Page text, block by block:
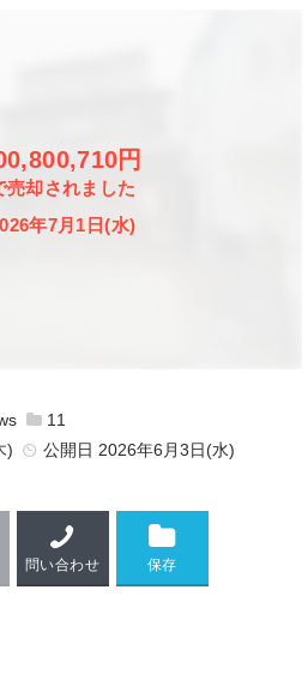
円
売却されました
年7月1日(水)
11
)
公開日 2026年6月3日(水)
問い合わせ